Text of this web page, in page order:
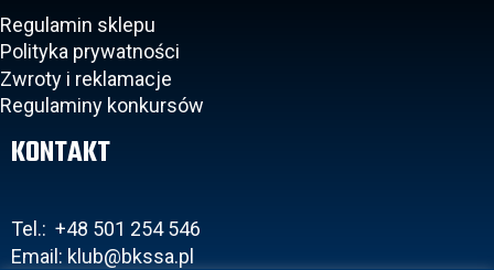
Regulamin sklepu
Polityka prywatności
Zwroty i reklamacje
Regulaminy konkursów
KONTAKT
Tel.: +48 501 254 546
Email: klub@bkssa.pl